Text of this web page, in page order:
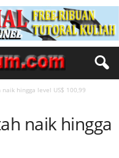
hingga level US$ 100,99
naik hingga